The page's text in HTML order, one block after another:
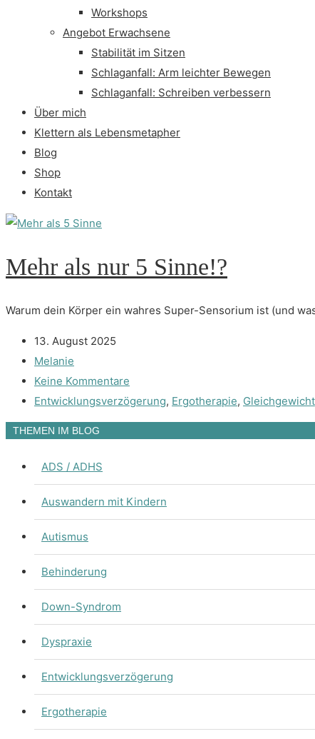
Workshops
Angebot Erwachsene
Stabilität im Sitzen
Schlaganfall: Arm leichter Bewegen
Schlaganfall: Schreiben verbessern
Über mich
Klettern als Lebensmetapher
Blog
Shop
Kontakt
Mehr als nur 5 Sinne!?
Warum dein Körper ein wahres Super-Sensorium ist (und
13. August 2025
Melanie
Keine Kommentare
Entwicklungsverzögerung, Ergotherapie, Gleichgewicht
THEMEN IM BLOG
ADS / ADHS
Auswandern mit Kindern
Autismus
Behinderung
Down-Syndrom
Dyspraxie
Entwicklungsverzögerung
Ergotherapie